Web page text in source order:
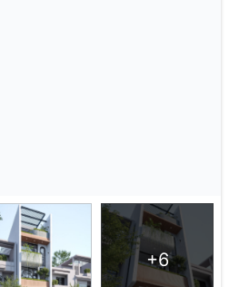
+6